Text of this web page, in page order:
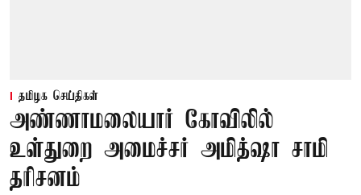
தமிழக செய்திகள்
அண்ணாமலையார் கோவிலில்
உள்துறை அமைச்சர் அமித்ஷா சாமி
தரிசனம்